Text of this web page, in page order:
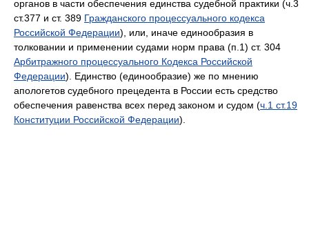
органов в части обеспечения единства судебной практики (ч.3
ст.377 и ст. 389 Гражданского процессуального кодекса
Российской Федерации), или, иначе единообразия в
толковании и применении судами норм права (п.1) ст. 304
Арбитражного процессуального Кодекса Российской
Федерации). Единство (единообразие) же по мнению
апологетов судебного прецедента в России есть средство
обеспечения равенства всех перед законом и судом (ч.1 ст.19
Конституции Российской Федерации).